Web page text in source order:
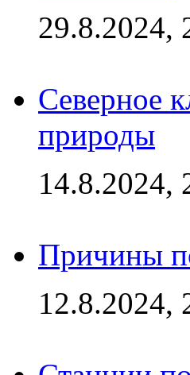
29.8.2024,
Северное
природы
14.8.2024,
Причины
12.8.2024,